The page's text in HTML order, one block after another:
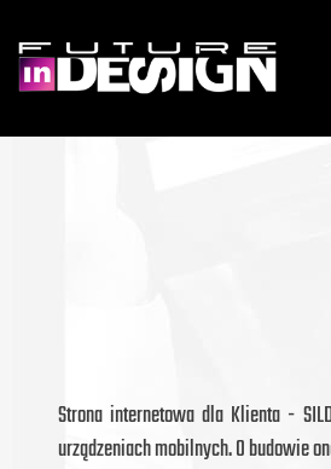
Strona internetowa dla Klienta -
urządzeniach mobilnych. O budowie